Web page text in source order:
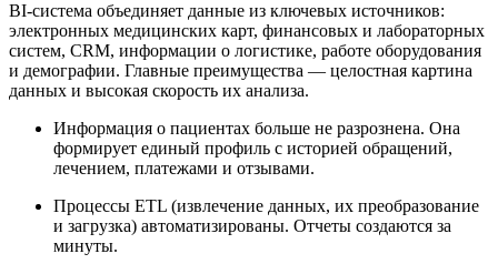
BI-система объединяет данные из ключевых источников:
электронных медицинских карт, финансовых и лабораторных
систем, CRM, информации о логистике, работе оборудования
и демографии. Главные преимущества — целостная картина
данных и высокая скорость их анализа.
Информация о пациентах больше не разрознена. Она
формирует единый профиль с историей обращений,
лечением, платежами и отзывами.
Процессы ETL (извлечение данных, их преобразование
и загрузка) автоматизированы. Отчеты создаются за
минуты.